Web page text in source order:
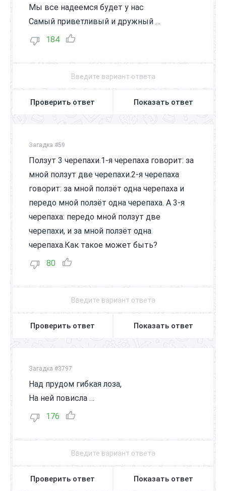
Мы все надеемся будет у нас
Самый приветливый и дружный …
184
Проверить ответ Показать ответ
Загадка #59
Ползут 3 черепахи.1-я черепаха говорит: за
мной ползут две черепахи.2-я черепаха
говорит: за мной ползёт одна черепаха и
передо мной ползёт одна черепаха. А 3-я
черепаха: передо мной ползут две
черепахи, и за мной ползёт одна
черепаха.Как такое может быть?
80
Проверить ответ Показать ответ
Загадка #3797
Над прудом гибкая лоза,
На ней повисла …
176
Проверить ответ Показать ответ